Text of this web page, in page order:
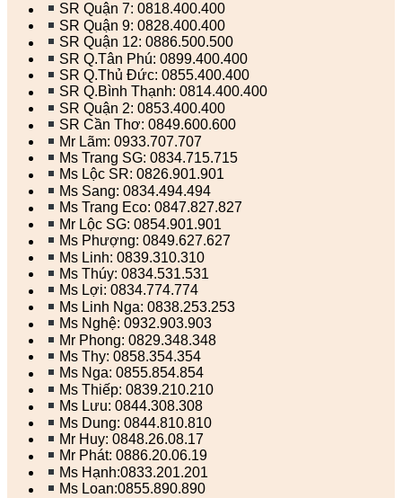
SR Quận 7: 0818.400.400
SR Quận 9: 0828.400.400
SR Quận 12: 0886.500.500
SR Q.Tân Phú: 0899.400.400
SR Q.Thủ Đức: 0855.400.400
SR Q.Bình Thạnh: 0814.400.400
SR Quận 2: 0853.400.400
SR Cần Thơ: 0849.600.600
Mr Lãm: 0933.707.707
Ms Trang SG: 0834.715.715
Ms Lộc SR: 0826.901.901
Ms Sang: 0834.494.494
Ms Trang Eco: 0847.827.827
Mr Lộc SG: 0854.901.901
Ms Phượng: 0849.627.627
Ms Linh: 0839.310.310
Ms Thúy: 0834.531.531
Ms Lợi: 0834.774.774
Ms Linh Nga: 0838.253.253
Ms Nghệ: 0932.903.903
Mr Phong: 0829.348.348
Ms Thy: 0858.354.354
Ms Nga: 0855.854.854
Ms Thiếp: 0839.210.210
Ms Lưu: 0844.308.308
Ms Dung: 0844.810.810
Mr Huy: 0848.26.08.17
Mr Phát: 0886.20.06.19
Ms Hạnh:0833.201.201
Ms Loan:0855.890.890